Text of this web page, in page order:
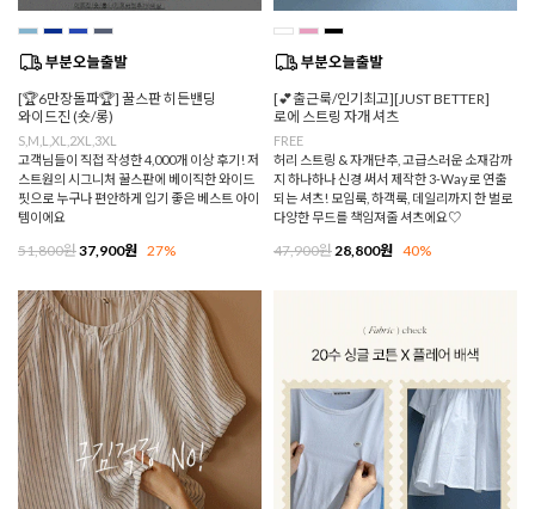
[🏆6만장돌파🏆] 꿀스판 히든밴딩
와이드진 (숏/롱)
S,M,L,XL,2XL,3XL
고객님들이 직접 작성한 4,000개 이상 후기! 저
스트원의 시그니처 꿀스판에 베이직한 와이드
핏으로 누구나 편안하게 입기 좋은 베스트 아이
템이에요
51,800원37,900원 27%
[💕출근룩/인기최고][JUST BETTER]
로에 스트링 자개 셔츠
FREE
허리 스트링 & 자개단추, 고급스러운 소재감까
지 하나하나 신경 써서 제작한 3-Way로 연출
되는 셔츠! 모임룩, 하객룩, 데일리까지 한 벌로
다양한 무드를 책임져줄 셔츠에요♡
47,900원28,800원 40%